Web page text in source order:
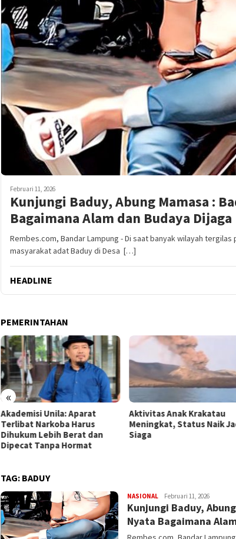
Februari 11, 2026
Kunjungi Baduy, Abung Mamasa :
Bagaimana Alam dan Budaya Dijaga
Rembes.com, Bandar Lampung - Di saat banyak wilayah
masyarakat adat Baduy di Desa […]
HEADLINE
PEMERINTAHAN
«
Akademisi Unila: Aparat
Terlibat Narkoba Harus
Dihukum Lebih Berat dan
Dipecat Tanpa Hormat
Aktivitas Anak Krakatau
Meningkat, Status Naik
Siaga
TAG: BADUY
NASIONAL redaksi
rembes
Februari 11, 2026
Kunjungi Baduy,
Nyata Bagaimana